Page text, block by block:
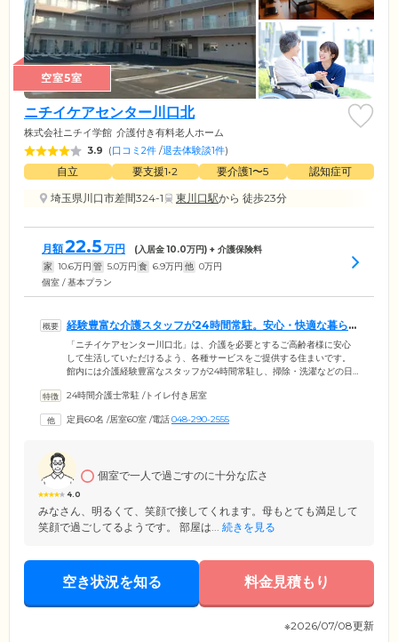
空室5室
ニチイケアセンター川口北
株式会社ニチイ学館 介護付き有料老人ホーム
3.9 (口コミ2件 /退去体験談1件)
自立 要支援1•2 要介護1〜5
認知症可
埼玉県川口市差間324-1
東川口駅から 徒歩23分
月額22.5 万円 (入居金10.0万円) + 介護保険料
家 10.6万円 管 5.0万円 食 6.9万円 他 0万円
個室 / 基本プラン
経験豊富な介護スタッフが24時間常駐。安心・快適な暮ら
しを支えます
「ニチイケアセンター川口北」は、介護を必要とするご高齢者様に安心
して生活していただけるよう、各種サービスをご提供する住まいです。
館内には介護経験豊富なスタッフが24時間常駐し、掃除・洗濯などの日
ています。スタッフは、勤務歴にかかわらず全員が当社オリジナルの研
サポートします。そのほか、お声がけや館内巡回による安否確認を実
24時間介護士常駐 /トイレ付き居室
定員60名 /居室60室 /電話048-290-2555
4.0
個室で一人で過ごすのに十分な広さ
みなさん、明るくて、笑顔で接してくれます。母もとても満足して
笑顔で過ごしてるようです。 部屋は... 続きを見る
空き状況を知る 料金見積もり
※2026/07/08更新